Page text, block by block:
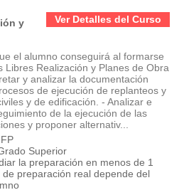
Ver Detalles del Curso
y
el alumno conseguirá al formarse
Libres Realización y Planes de Obra
y analizar la documentación
de ejecución de replanteos y
y de edificación. - Analizar e
de la ejecución de las
y proponer alternativ...
Superior
la preparación en menos de 1
preparación real depende del